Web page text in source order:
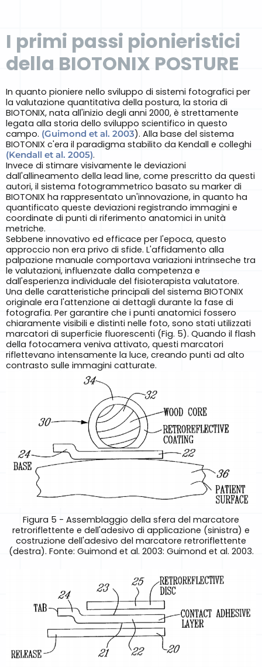
I primi passi pionieristici
della BIOTONIX POSTURE
In quanto pioniere nello sviluppo di sistemi fotografici per
la valutazione quantitativa della postura, la storia di
BIOTONIX, nata all'inizio degli anni 2000, è strettamente
legata alla storia dello sviluppo scientifico in questo
campo. (Guimond et al. 2003). Alla base del sistema
BIOTONIX c'era il paradigma stabilito da Kendall e colleghi
(Kendall et al. 2005).
Invece di stimare visivamente le deviazioni
dall'allineamento della lead line, come prescritto da questi
autori, il sistema fotogrammetrico basato su marker di
BIOTONIX ha rappresentato un'innovazione, in quanto ha
quantificato queste deviazioni registrando immagini e
coordinate di punti di riferimento anatomici in unità
metriche.
Sebbene innovativo ed efficace per l'epoca, questo
approccio non era privo di sfide. L'affidamento alla
palpazione manuale comportava variazioni intrinseche tra
le valutazioni, influenzate dalla competenza e
dall'esperienza individuale del fisioterapista valutatore.
Una delle caratteristiche principali del sistema BIOTONIX
originale era l'attenzione ai dettagli durante la fase di
fotografia. Per garantire che i punti anatomici fossero
chiaramente visibili e distinti nelle foto, sono stati utilizzati
marcatori di superficie fluorescenti (Fig. 5). Quando il flash
della fotocamera veniva attivato, questi marcatori
riflettevano intensamente la luce, creando punti ad alto
contrasto sulle immagini catturate.
Figura 5 - Assemblaggio della sfera del marcatore
retroriflettente e dell'adesivo di applicazione (sinistra) e
costruzione dell'adesivo del marcatore retroriflettente
(destra). Fonte: Guimond et al. 2003: Guimond et al. 2003.